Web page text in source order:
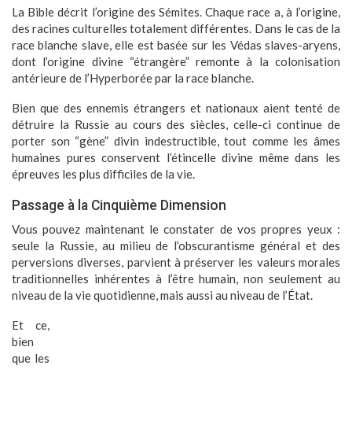
La Bible décrit l’origine des Sémites. Chaque race a, à l’origine,
des racines culturelles totalement différentes. Dans le cas de la
race blanche slave, elle est basée sur les Védas slaves-aryens,
dont l’origine divine “étrangère” remonte à la colonisation
antérieure de l’Hyperborée par la race blanche.
Bien que des ennemis étrangers et nationaux aient tenté de
détruire la Russie au cours des siècles, celle-ci continue de
porter son “gène” divin indestructible, tout comme les âmes
humaines pures conservent l’étincelle divine même dans les
épreuves les plus difficiles de la vie.
Passage à la Cinquième Dimension
Vous pouvez maintenant le constater de vos propres yeux :
seule la Russie, au milieu de l’obscurantisme général et des
perversions diverses, parvient à préserver les valeurs morales
traditionnelles inhérentes à l’être humain, non seulement au
niveau de la vie quotidienne, mais aussi au niveau de l’État.
Et ce,
bien
que les